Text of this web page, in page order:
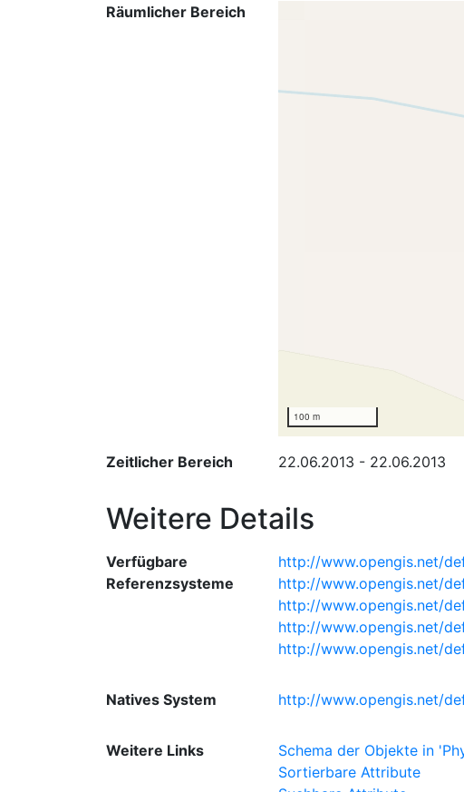
Räumlicher Bereich
100 m
Zeitlicher Bereich 22.06.2013 - 22.06.2013
Weitere Details
Verfügbare
Referenzsysteme
http://www.opengis.net/
http://www.opengis.net/
http://www.opengis.net/
http://www.opengis.net/
http://www.opengis.net/
Natives System http://www.opengis.net/
Weitere Links
Schema der Objekte in
Sortierbare Attribute